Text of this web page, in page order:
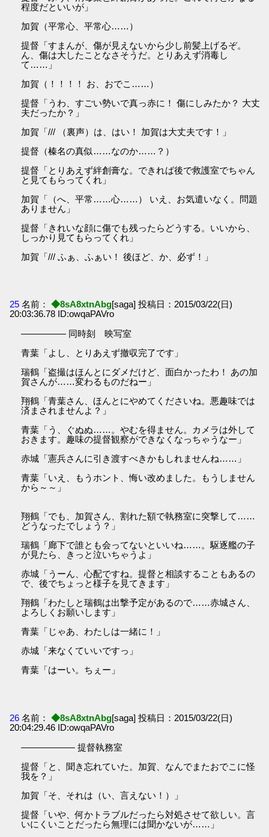
程度だといいが」
加賀（平常心、平常心……）
提督「すまんが、傷が見えないから少し前髪上げるぞ。
ん、傷は大したことなさそうだ。とりあえず消毒し
て……」
加賀（！！！！ お、おでこ……）
提督「うわ、すごい勢いで真っ赤に！ 傷にしみたか？ 大丈
夫だったか？」
加賀「/// （裏声）は、はい！ 加賀は大丈夫です！」
提督（榛名の真似……なのか……？）
提督「とりあえず絆創膏な。できれば後で救護室でちゃん
と見てもらってくれ」
加賀「（へ、平常……心……） いえ、お気遣いなく。問題
ありません」
提督「きれいな顔に傷でも残ったらどうする。いいから、
しっかり見てもらってくれ」
加賀「/// ふぁ、ふぁい！ 後ほど、か、必ず！」
25 名前： ◆8sA8xtnAbg[saga] 投稿日：2015/03/22(日)
20:03:36.78 ID:owqaPAVro
――――― 同時刻 映写室
青葉「よし、とりあえず撤収完了です」
瑞鶴「盗撮はほんとにダメだけど、面白かったわ！ あの加
賀さんが……変わるものだねー」
翔鶴「青葉さん、ほんとにやめてくださいね。悪趣味では
済まされませんよ？」
青葉「う、ぐぬぬ……。やむを得ません。カメラは外して
おきます。趣味の提督観察ができなくなっちゃうなー」
赤城「憲兵さんに引き渡すべきかもしれませんね……」
青葉「いえ、もうホント、悔い改めました。もうしません
から～～」
翔鶴「でも、加賀さん、割れた額で執務室に突撃して……
どうなったでしょう？」
瑞鶴「廊下で誰とも会ってないといいね……。駆逐艦の子
が見たら、きっと泣いちゃうよ」
赤城「うーん、心配ですね。提督と相談することもあるの
で、後でちょっと様子を見てきます」
翔鶴「わたしと瑞鶴は出撃予定があるので……赤城さん、
よろしくお願いします」
青葉「じゃあ、わたしは一緒に！」
赤城「来なくていいですっ」
青葉「はーい。ちぇー」
26 名前： ◆8sA8xtnAbg[saga] 投稿日：2015/03/22(日)
20:04:29.46 ID:owqaPAVro
―――――― 提督執務室
提督「と、聞き忘れていた。加賀、なんでまたおでこに怪
我を？」
加賀「そ、それは（い、言えない！）」
提督「いや、何かトラブルだったら対処させて欲しい。言
いにくいことだったら無理には聞かないが……」